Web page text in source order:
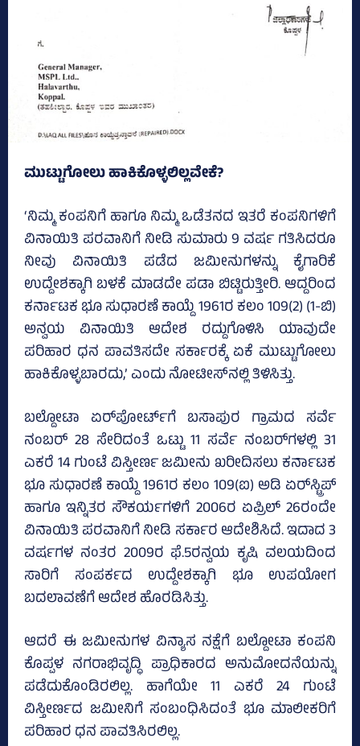
ಮುಟ್ಟುಗೋಲು ಹಾಕಿಕೊಳ್ಳಲಿಲ್ಲವೇಕೆ?
‘ನಿಮ್ಮ ಕಂಪನಿಗೆ ಹಾಗೂ ನಿಮ್ಮ ಒಡೆತನದ ಇತರೆ ಕಂಪನಿಗಳಿಗೆ
ವಿನಾಯಿತಿ ಪರವಾನಿಗೆ ನೀಡಿ ಸುಮಾರು 9 ವರ್ಷ ಗತಿಸಿದರೂ
ನೀವು ವಿನಾಯಿತಿ ಪಡೆದ ಜಮೀನುಗಳನ್ನು ಕೈಗಾರಿಕೆ
ಉದ್ದೇಶಕ್ಕಾಗಿ ಬಳಕೆ ಮಾಡದೇ ಪಡಾ ಬಿಟ್ಟಿರುತ್ತೀರಿ. ಆದ್ದರಿಂದ
ಕರ್ನಾಟಕ ಭೂ ಸುಧಾರಣೆ ಕಾಯ್ದೆ 1961ರ ಕಲಂ 109(2) (1-ಬಿ)
ಅನ್ವಯ ವಿನಾಯಿತಿ ಆದೇಶ ರದ್ದುಗೊಳಿಸಿ ಯಾವುದೇ
ಪರಿಹಾರ ಧನ ಪಾವತಿಸದೇ ಸರ್ಕಾರಕ್ಕೆ ಏಕೆ ಮುಟ್ಟುಗೋಲು
ಹಾಕಿಕೊಳ್ಳಬಾರದು,’ ಎಂದು ನೋಟೀಸ್‌ನಲ್ಲಿ ತಿಳಿಸಿತ್ತು.
ಬಲ್ದೋಟಾ ಏರ್‌ಪೋರ್ಟ್‌ಗೆ ಬಸಾಪುರ ಗ್ರಾಮದ ಸರ್ವೆ
ನಂಬರ್‌ 28 ಸೇರಿದಂತೆ ಒಟ್ಟು 11 ಸರ್ವೆ ನಂಬರ್‌ಗಳಲ್ಲಿ 31
ಎಕರೆ 14 ಗುಂಟೆ ವಿಸ್ತೀರ್ಣ ಜಮೀನು ಖರೀದಿಸಲು ಕರ್ನಾಟಕ
ಭೂ ಸುಧಾರಣೆ ಕಾಯ್ದೆ 1961ರ ಕಲಂ 109(ಐ) ಅಡಿ ಏರ್‌ಸ್ಟ್ರಿಪ್‌
ಹಾಗೂ ಇನ್ನಿತರ ಸೌಕರ್ಯಗಳಿಗೆ 2006ರ ಏಪ್ರಿಲ್‌ 26ರಂದೇ
ವಿನಾಯಿತಿ ಪರವಾನಿಗೆ ನೀಡಿ ಸರ್ಕಾರ ಆದೇಶಿಸಿದೆ. ಇದಾದ 3
ವರ್ಷಗಳ ನಂತರ 2009ರ ಫೆ.5ರನ್ವಯ ಕೃಷಿ ವಲಯದಿಂದ
ಸಾರಿಗೆ ಸಂಪರ್ಕದ ಉದ್ದೇಶಕ್ಕಾಗಿ ಭೂ ಉಪಯೋಗ
ಬದಲಾವಣೆಗೆ ಆದೇಶ ಹೊರಡಿಸಿತ್ತು.
ಆದರೆ ಈ ಜಮೀನುಗಳ ವಿನ್ಯಾಸ ನಕ್ಷೆಗೆ ಬಲ್ದೋಟಾ ಕಂಪನಿ
ಕೊಪ್ಪಳ ನಗರಾಭಿವೃದ್ಧಿ ಪ್ರಾಧಿಕಾರದ ಅನುಮೋದನೆಯನ್ನು
ಪಡೆದುಕೊಂಡಿರಲಿಲ್ಲ. ಹಾಗೆಯೇ 11 ಎಕರೆ 24 ಗುಂಟೆ
ವಿಸ್ತೀರ್ಣದ ಜಮೀನಿಗೆ ಸಂಬಂಧಿಸಿದಂತೆ ಭೂ ಮಾಲೀಕರಿಗೆ
ಪರಿಹಾರ ಧನ ಪಾವತಿಸಿರಲಿಲ್ಲ.